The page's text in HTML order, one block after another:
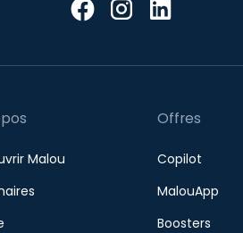
Malou
Offres
Copilot
MalouApp
Boosters